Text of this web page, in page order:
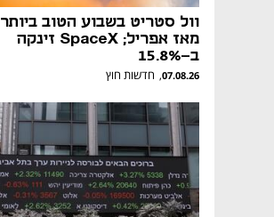
וול סטריט בשבוע הטוב ביותר
מאז אפריל; SpaceX זינקה
ב-15.8%
07.08.26
, חדשות חוץ